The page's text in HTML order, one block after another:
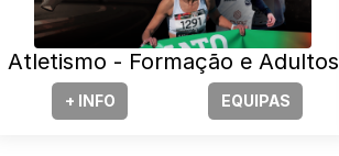
Atletismo - Formação e Adultos
+ INFO EQUIPAS